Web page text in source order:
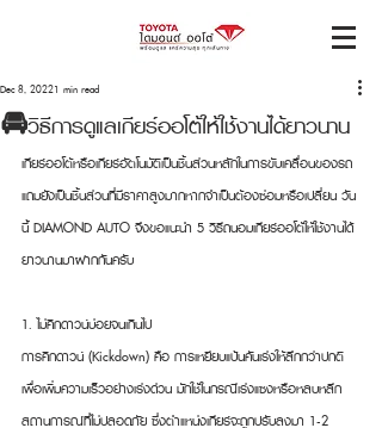
🚘วิธีการดูแลเกียร์ออโต้ให้ใช้งานได้ยาวนาน
Dec 8, 20221 min read
เกียร์ออโต้หรือเกียร์อัตโนมัติเป็นชิ้นส่วนหลักในการขับเคลื่อนของรถ
แถมยังเป็นชิ้นส่วนที่มีราคาสูงมากหากจำเป็นต้องซ่อมหรือเปลี่ยน วัน
นี้ DIAMOND AUTO จึงขอแนะนำ 5 วิธีถนอมเกียร์ออโต้ให้ใช้งานได้
ยาวนานมาฝากกันครับ
1. ไม่คิกดาวน์บ่อยจนเกินไป
การคิกดาวน์ (Kickdown) คือ การเหยียบแป้นคันเร่งให้ลึกกว่าปกติ
เพื่อเพิ่มความเร็วอย่างเร่งด่วน มักใช้ในกรณีเร่งแซงหรือหลบหลีก
สถานการณ์ที่ไม่ปลอดภัย ซึ่งตำแหน่งเกียร์จะถูกปรับลงมา 1-2